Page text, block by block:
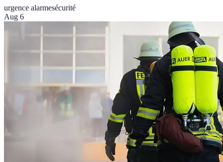
urgence alarmesécurité
Aug 6